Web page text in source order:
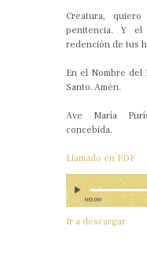
Creatura,
penitencia. Y
redención de tus
En el Nombre del
Santo. Amén.
Ave María
concebida.
Llamado en PDF
00:00
Ir a descargar